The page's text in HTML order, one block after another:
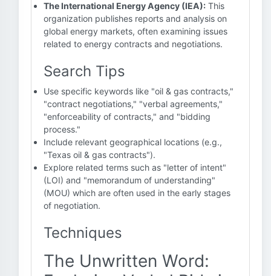
The International Energy Agency (IEA): This
organization publishes reports and analysis on
global energy markets, often examining issues
related to energy contracts and negotiations.
Search Tips
Use specific keywords like "oil & gas contracts,"
"contract negotiations," "verbal agreements,"
"enforceability of contracts," and "bidding
process."
Include relevant geographical locations (e.g.,
"Texas oil & gas contracts").
Explore related terms such as "letter of intent"
(LOI) and "memorandum of understanding"
(MOU) which are often used in the early stages
of negotiation.
Techniques
The Unwritten Word: